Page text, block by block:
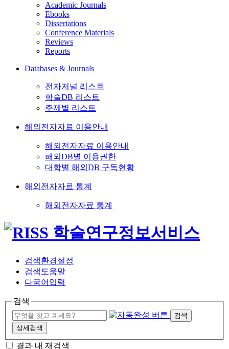
Academic Journals
Ebooks
Dissertations
Conference Materials
Reviews
Reports
Databases & Journals
전자저널 리스트
학술DB 리스트
주제별 리스트
해외전자자료 이용안내
해외전자자료 이용안내
해외DB별 이용권한
대학별 해외DB 구독현황
해외전자자료 통계
해외전자자료 통계
검색환경설정
검색도움말
다국어입력
검색
검색
상세검색
결과 내 재검색